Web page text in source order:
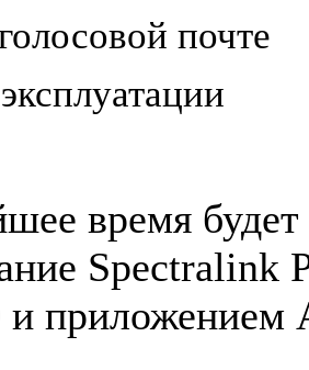
почте
время будет
Spectralink
и приложением